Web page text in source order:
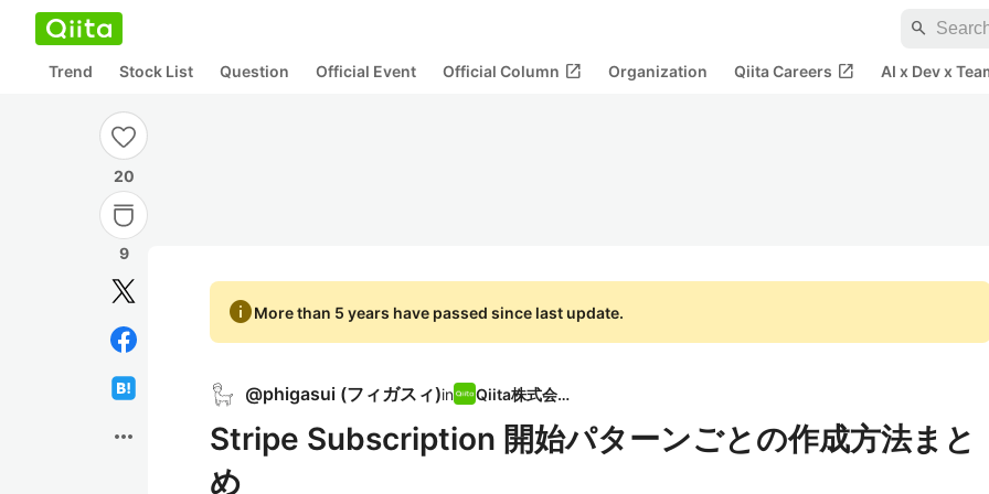
search
Trend Stock List Question Official Event Official Column open_in_new Organization Qiita Careers open_in_new AI x Dev x
20
9
more_horiz
infoMore than 5 years have passed since last update.
@phigasui (フィガスィ)in Qiita株式会社
Stripe Subscription 開始パターンごとの作成方法まと
め